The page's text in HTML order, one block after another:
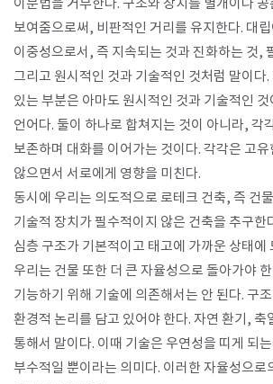
이분법을 거부한다. 구조와 장치를 별개이나
보여줌으로써, 비판적인 거리를 유지한다. 대립
이중성으로서, 즉 지속되는 것과 진화하는 것,
그리고 원시적인 것과 기술적인 것처럼 말이다
있는 부분은 아마도 원시적인 것과 기술적인
언어다. 둘이 하나로 합쳐지는 것이 아니라, 각
보존하며 대화를 이어가는 것이다. 각각은 고유
않으면서 서로에게 영향을 미친다.
동시에 우리는 의도적으로 로테크 건축, 즉 건
기술적 장치가 필수적이지 않은 건축을 추구한
심층 구조가 기본적이고 태고에 가까운 상태에
우리는 건물 또한 더 큰 자율성으로 돌아가야
기능하기 위해 기술에 의존해서는 안 된다. 구
환경적 논리를 담고 있어야 한다. 자연 환기, 축
통해서 말이다. 이때 기술은 우연성을 띠게 되
부수적일 뿐이라는 의미다. 이러한 자율성으로